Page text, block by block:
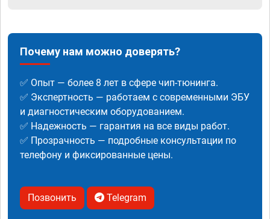
Почему нам можно доверять?
✅ Опыт — более 8 лет в сфере чип-тюнинга.
✅ Экспертность — работаем с современными ЭБУ
и диагностическим оборудованием.
✅ Надежность — гарантия на все виды работ.
✅ Прозрачность — подробные консультации по
телефону и фиксированные цены.
Позвонить Telegram